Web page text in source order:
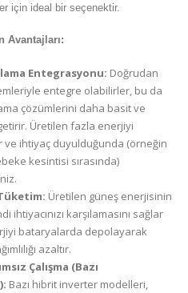
için ideal bir seçenektir.
Avantajları:
Entegrasyonu: Doğrudan
entegre olabilirler, bu da
çözümlerini daha basit ve
Üretilen fazla enerjiyi
ve ihtiyaç duyulduğunda (örneğin
kesintisi sırasında)
Üretilen güneş enerjisinin
ihtiyacınızı karşılamasını sağlar
bataryalarda depolayarak
azaltır.
Çalışma (Bazı
Bazı hibrit inverter modelleri,